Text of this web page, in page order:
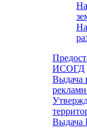
ИСОГД
Выдача
Выдача